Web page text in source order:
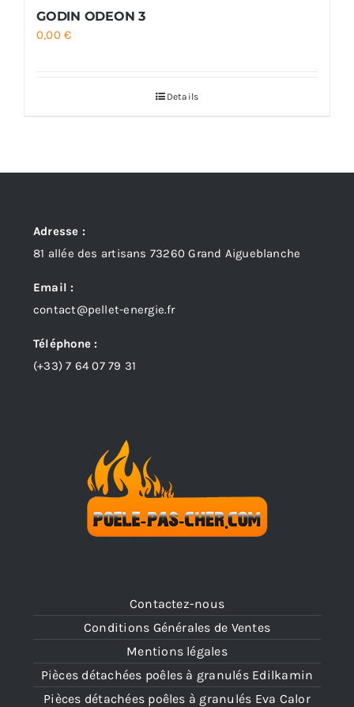
GODIN ODEON 3
0,00€
Details
Contactez-nous
Conditions Générales de Ventes
Mentions légales
Pièces détachées poêles à granulés Edilkamin
Pièces détachées poêles à granulés Eva Calor
Adresse :
81 allée des artisans 73260 Grand Aigueblanche
Email :
contact@pellet-energie.fr
Téléphone :
(+33)7 64 07 79 31